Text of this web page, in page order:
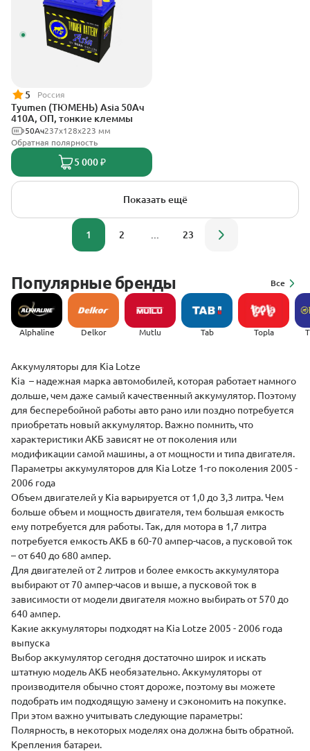
5 Россия
Tyumen (ТЮМЕНЬ) Asia 50Ач
410А, ОП, тонкие клеммы
237х128х223 мм
50Ач
Обратная полярность
5 000 ₽
Показать ещё
1 2 23
Популярные бренды Все
Alphaline Delkor Mutlu Tab Topla
Аккумуляторы для Kia Lotze
Kia – надежная марка автомобилей, которая работает намного
дольше, чем даже самый качественный аккумулятор. Поэтому
для бесперебойной работы авто рано или поздно потребуется
приобретать новый аккумулятор. Важно помнить, что
характеристики АКБ зависят не от поколения или
модификации самой машины, а от мощности и типа двигателя.
Параметры аккумуляторов для Kia Lotze 1-го поколения 2005 -
2006 года
Объем двигателей у Kia варьируется от 1,0 до 3,3 литра. Чем
больше объем и мощность двигателя, тем большая емкость
ему потребуется для работы. Так, для мотора в 1,7 литра
потребуется емкость АКБ в 60-70 ампер-часов, а пусковой ток
– от 640 до 680 ампер.
Для двигателей от 2 литров и более емкость аккумулятора
выбирают от 70 ампер-часов и выше, а пусковой ток в
зависимости от модели двигателя можно выбирать от 570 до
640 ампер.
Какие аккумуляторы подходят на Kia Lotze 2005 - 2006 года
выпуска
Выбор аккумулятор сегодня достаточно широк и искать
штатную модель АКБ необязательно. Аккумуляторы от
производителя обычно стоят дороже, поэтому вы можете
подобрать им подходящую замену и сэкономить на покупке.
При этом важно учитывать следующие параметры:
Полярность, в некоторых моделях она должна быть обратной.
Крепления батареи.